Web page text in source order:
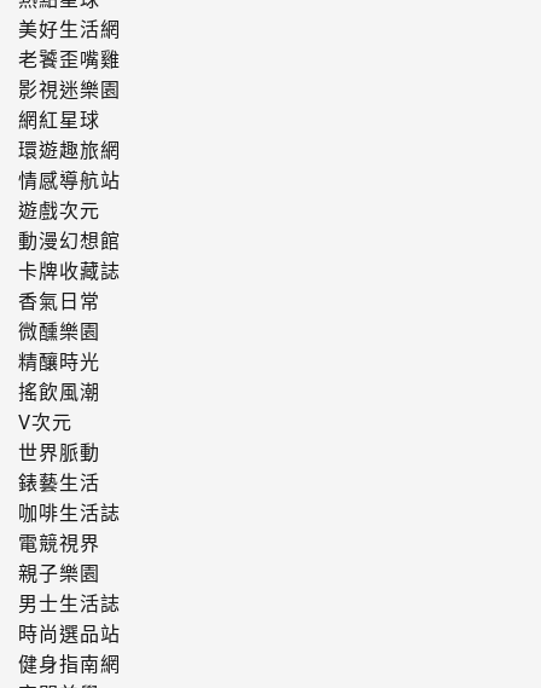
美好生活網
老饕歪嘴雞
影視迷樂園
網紅星球
環遊趣旅網
情感導航站
遊戲次元
動漫幻想館
卡牌收藏誌
香氣日常
微醺樂園
精釀時光
搖飲風潮
V次元
世界脈動
錶藝生活
咖啡生活誌
電競視界
親子樂園
男士生活誌
時尚選品站
健身指南網